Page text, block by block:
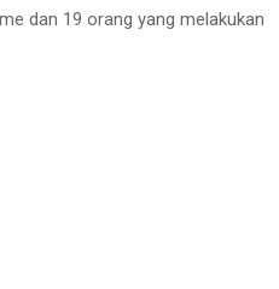
dan 19 orang yang melakukan